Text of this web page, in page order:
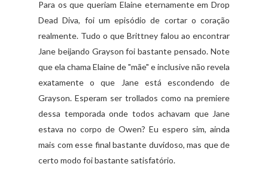
Para os que queriam Elaine eternamente em Drop
Dead Diva, foi um episódio de cortar o coração
realmente. Tudo o que Brittney falou ao encontrar
Jane beijando Grayson foi bastante pensado. Note
que ela chama Elaine de "mãe" e inclusive não revela
exatamente o que Jane está escondendo de
Grayson. Esperam ser trollados como na premiere
dessa temporada onde todos achavam que Jane
estava no corpo de Owen? Eu espero sim, ainda
mais com esse final bastante duvidoso, mas que de
certo modo foi bastante satisfatório.